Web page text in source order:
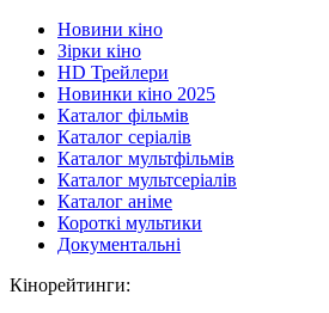
Новини кіно
Зірки кіно
HD Трейлери
Новинки кіно 2025
Каталог фільмів
Каталог серіалів
Каталог мультфільмів
Каталог мультсеріалів
Каталог аніме
Короткі мультики
Документальні
Кінорейтинги: